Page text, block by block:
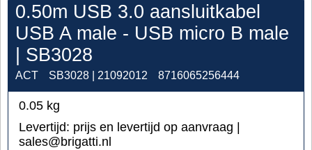
0.50m USB 3.0 aansluitkabel
USB A male - USB micro B male
| SB3028
ACT SB3028 | 21092012 8716065256444
0.05 kg
Levertijd: prijs en levertijd op aanvraag |
sales@brigatti.nl